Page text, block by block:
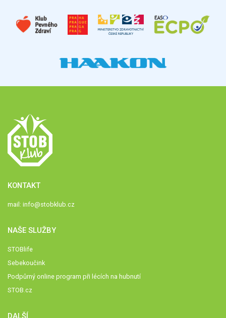
KONTAKT
mail: info@stobklub.cz
NAŠE SLUŽBY
STOBlife
Sebekoučink
Podpůrný online program při lécích na hubnutí
STOB.cz
DALŠÍ